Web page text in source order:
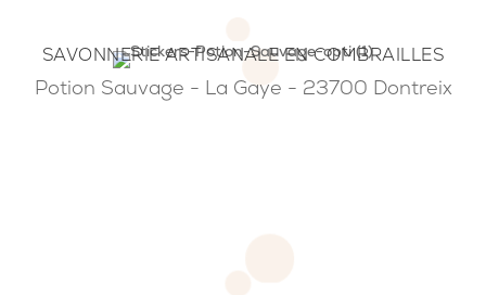
SAVONNERIE ARTISANALE EN COMBRAILLES
Potion Sauvage - La Gaye - 23700 Dontreix